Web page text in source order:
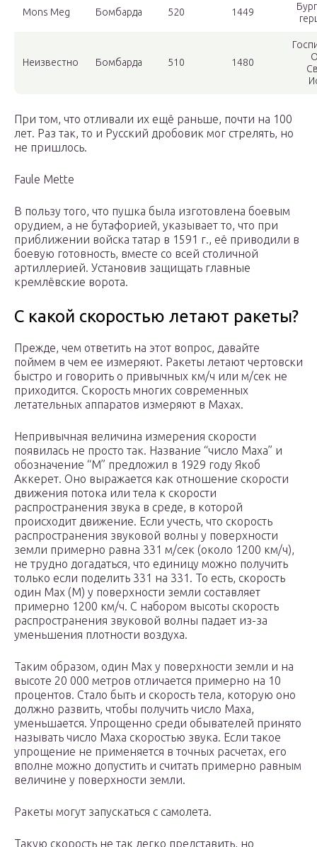
Mons Meg Бомбарда 520 1449
Неизвестно Бомбарда 510 1480
При том, что отливали их ещё раньше, почти на 100
лет. Раз так, то и Русский дробовик мог стрелять, но
не пришлось.
Faule Mette
В пользу того, что пушка была изготовлена боевым
орудием, а не бутафорией, указывает то, что при
приближении войска татар в 1591 г., её приводили в
боевую готовность, вместе со всей столичной
артиллерией. Установив защищать главные
кремлёвские ворота.
С какой скоростью летают ракеты?
Прежде, чем ответить на этот вопрос, давайте
поймем в чем ее измеряют. Ракеты летают чертовски
быстро и говорить о привычных км/ч или м/сек не
приходится. Скорость многих современных
летательных аппаратов измеряют в Махах.
Непривычная величина измерения скорости
появилась не просто так. Название “число Маха” и
обозначение “М” предложил в 1929 году Якоб
Аккерет. Оно выражается как отношение скорости
движения потока или тела к скорости
распространения звука в среде, в которой
происходит движение. Если учесть, что скорость
распространения звуковой волны у поверхности
земли примерно равна 331 м/сек (около 1200 км/ч),
не трудно догадаться, что единицу можно получить
только если поделить 331 на 331. То есть, скорость
один Мах (М) у поверхности земли составляет
примерно 1200 км/ч. С набором высоты скорость
распространения звуковой волны падает из-за
уменьшения плотности воздуха.
Таким образом, один Мах у поверхности земли и на
высоте 20 000 метров отличается примерно на 10
процентов. Стало быть и скорость тела, которую оно
должно развить, чтобы получить число Маха,
уменьшается. Упрощенно среди обывателей принято
называть число Маха скоростью звука. Если такое
упрощение не применяется в точных расчетах, его
вполне можно допустить и считать примерно равным
величине у поверхности земли.
Ракеты могут запускаться с самолета.
Такую скорость не так легко представить, но